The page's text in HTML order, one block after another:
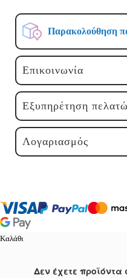
Παρακολούθηση
Επικοινωνία
Εξυπηρέτηση
Λογαριασμός
Καλάθι
Δεν έχετε